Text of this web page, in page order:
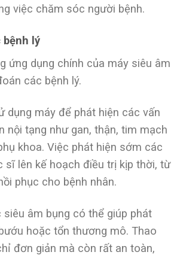
việc chăm sóc người bệnh.
bệnh lý
ứng dụng chính của máy siêu âm
các bệnh lý.
dụng máy để phát hiện các vấn
nội tạng như gan, thận, tim mạch
khoa. Việc phát hiện sớm các
sĩ lên kế hoạch điều trị kịp thời, từ
phục cho bệnh nhân.
siêu âm bụng có thể giúp phát
hoặc tổn thương mô. Thao
đơn giản mà còn rất an toàn,